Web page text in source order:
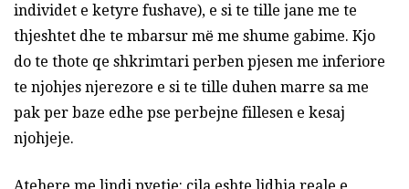
individet e ketyre fushave), e si te tille jane me te
thjeshtet dhe te mbarsur mё me shume gabime. Kjo
do te thote qe shkrimtari perben pjesen me inferiore
te njohjes njerezore e si te tille duhen marre sa me
pak per baze edhe pse perbejne fillesen e kesaj
njohjeje.
Atehere me lindi pyetje: cila eshte lidhja reale e